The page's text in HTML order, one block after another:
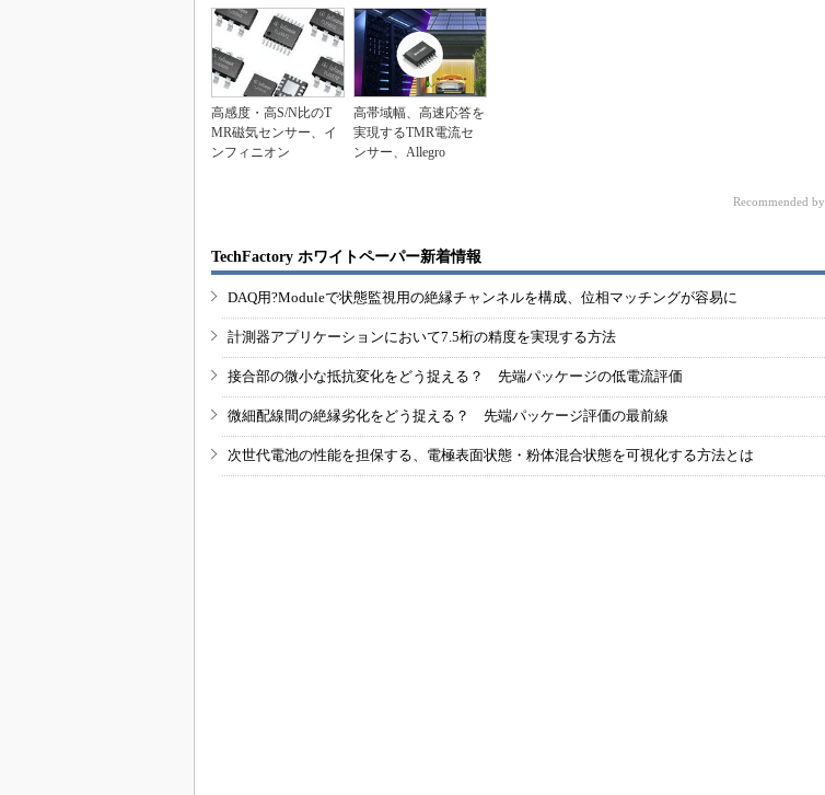
高感度・高S/N比のT
MR磁気センサー、イ
ンフィニオン
高帯域幅、高速応答を
実現するTMR電流セ
ンサー、Allegro
Recommended by
TechFactory ホワイトペーパー新着情報
DAQ用?Moduleで状態監視用の絶縁チャンネルを構成、位相マッチングが容易に
計測器アプリケーションにおいて7.5桁の精度を実現する方法
接合部の微小な抵抗変化をどう捉える？ 先端パッケージの低電流評価
微細配線間の絶縁劣化をどう捉える？ 先端パッケージ評価の最前線
次世代電池の性能を担保する、電極表面状態・粉体混合状態を可視化する方法とは